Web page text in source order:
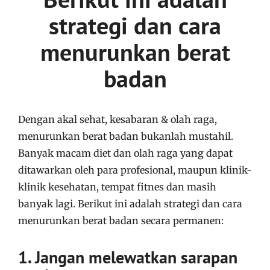
strategi dan cara
menurunkan berat
badan
Dengan akal sehat, kesabaran & olah raga,
menurunkan berat badan bukanlah mustahil.
Banyak macam diet dan olah raga yang dapat
ditawarkan oleh para profesional, maupun klinik-
klinik kesehatan, tempat fitnes dan masih
banyak lagi. Berikut ini adalah strategi dan cara
menurunkan berat badan secara permanen:
1. Jangan melewatkan sarapan